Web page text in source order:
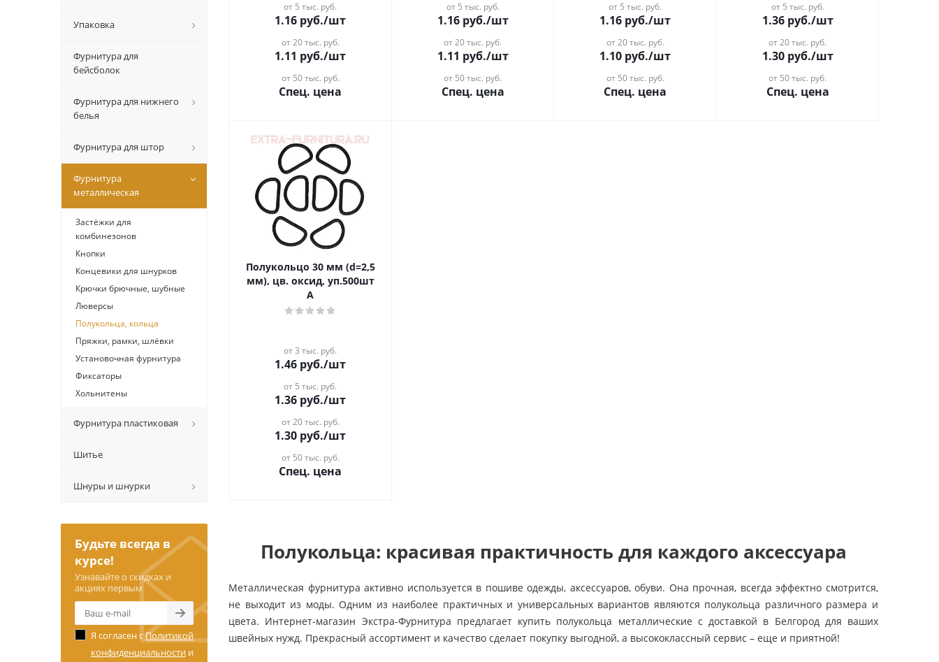
от 5 тыс. руб.
1.16 руб./шт
от 20 тыс. руб.
1.11 руб./шт
от 50 тыс. руб.
Спец. цена
от 5 тыс. руб.
1.16руб./шт
от 20 тыс. руб.
1.11 руб./шт
от 50 тыс. руб.
Спец. цена
от 5 тыс. руб.
1.16 руб./шт
от 20 тыс. руб.
1.10 руб./шт
от 50 тыс. руб.
Спец. цена
от 5 тыс. руб.
1.36руб./шт
от 20 тыс. руб.
1.30руб./шт
от 50 тыс. руб.
Спец. цена
Полукольцо 30 мм (d=2,5
мм), цв. оксид, уп.500шт
А
от 3 тыс. руб.
1.46 руб./шт
от 5 тыс. руб.
1.36 руб./шт
от 20 тыс. руб.
1.30 руб./шт
от 50 тыс. руб.
Спец. цена
Полукольца: красивая практичность для каждого аксессуара
Металлическая фурнитура активно используется в пошиве одежды, аксессуаров, обуви. Она прочная, всегда эффектно смотрится,
не выходит из моды. Одним из наиболее практичных и универсальных вариантов являются полукольца различного размера и
цвета. Интернет-магазин Экстра-Фурнитура предлагает купить полукольца металлические с доставкой в Белгород для ваших
швейных нужд. Прекрасный ассортимент и качество сделает покупку выгодной, а высококлассный сервис – еще и приятной!
Упаковка
Фурнитура для
бейсболок
Фурнитура для нижнего
белья
Фурнитура для штор
Фурнитура
металлическая
Застёжки для
комбинезонов
Кнопки
Концевики для шнурков
Крючки брючные, шубные
Люверсы
Полукольца, кольца
Пряжки, рамки, шлёвки
Установочная фурнитура
Фиксаторы
Хольнитены
Фурнитура пластиковая
Шитье
Шнуры и шнурки
Будьте всегда в
курсе!
Узнавайте о скидках и
акциях первым
Я согласен сПолитикой
конфиденциальности и